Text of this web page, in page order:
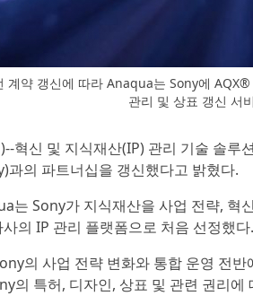
계약 갱신에 따라 Anaqua는 Sony에
관리 및 상표 갱신 서
)--혁신 및 지식재산(IP) 관리 기술 솔
의 파트너십을 갱신했다고 밝혔다.
는 Sony가 지식재산을 사업 전략, 혁
의 IP 관리 플랫폼으로 처음 선정했다.
의 사업 전략 변화와 통합 운영 전
의 특허, 디자인, 상표 및 관련 권리